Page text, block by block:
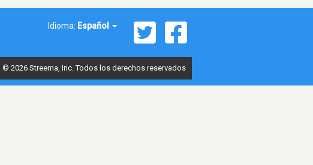
Idioma: Español
© 2026 Streema, Inc. Todos los derechos reservados